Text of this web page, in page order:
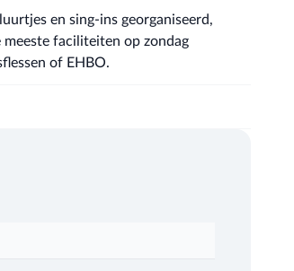
en sing-ins georganiseerd,
faciliteiten op zondag
of EHBO.